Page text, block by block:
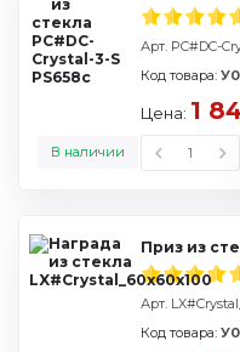
Арт. PC#DC-
В наличии
Код товара:
Цена: 1
Приз из
Арт.
Код товара: